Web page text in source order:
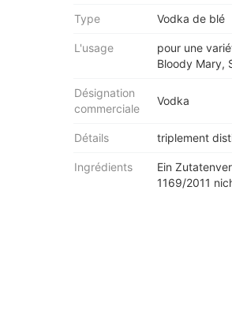
Type Vodka de blé
L'usage
pour une
Bloody Mary,
Désignation
commerciale
Vodka
Détails triplement
Ingrédients
Ein
1169/2011